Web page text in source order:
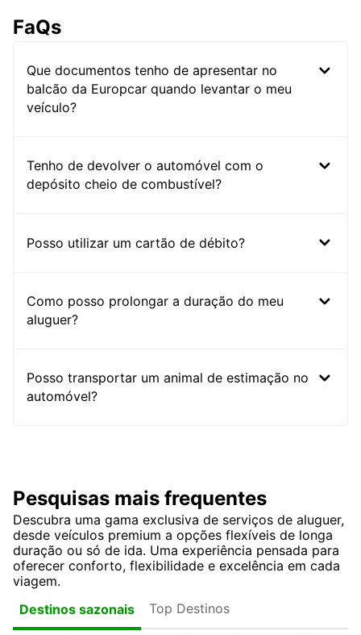
FaQs
Que documentos tenho de apresentar no
balcão da Europcar quando levantar o meu
veículo?
Tenho de devolver o automóvel com o
depósito cheio de combustível?
Posso utilizar um cartão de débito?
Como posso prolongar a duração do meu
aluguer?
Posso transportar um animal de estimação no
automóvel?
Pesquisas mais frequentes
Descubra uma gama exclusiva de serviços de aluguer,
desde veículos premium a opções flexíveis de longa
duração ou só de ida. Uma experiência pensada para
oferecer conforto, flexibilidade e excelência em cada
viagem.
Destinos sazonais
Top Destinos